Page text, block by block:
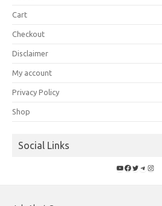
Cart
Checkout
Disclaimer
My account
Privacy Policy
Shop
Social Links
YouTube
Facebook
Twitter